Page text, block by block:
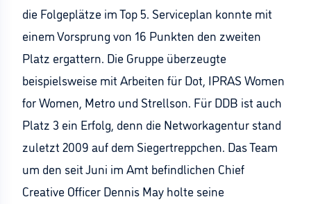
die Folgeplätze im Top 5. Serviceplan konnte mit
einem Vorsprung von 16 Punkten den zweiten
Platz ergattern. Die Gruppe überzeugte
beispielsweise mit Arbeiten für Dot, IPRAS Women
for Women, Metro und Strellson. Für DDB ist auch
Platz 3 ein Erfolg, denn die Networkagentur stand
zuletzt 2009 auf dem Siegertreppchen. Das Team
um den seit Juni im Amt befindlichen Chief
Creative Officer Dennis May holte seine